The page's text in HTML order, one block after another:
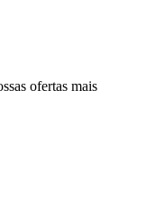
ofertas mais